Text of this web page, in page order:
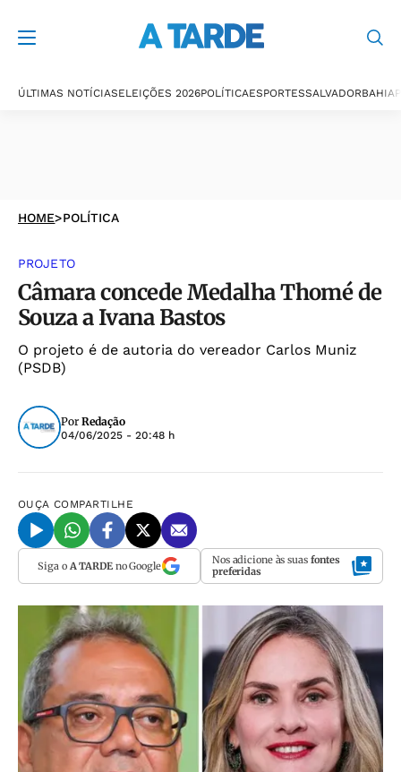
ÚLTIMAS NOTÍCIASELEIÇÕES 2026POLÍTICAESPORTESSALVADORBAHIA
HOME>POLÍTICA
PROJETO
Câmara concede Medalha Thomé de
Souza a Ivana Bastos
O projeto é de autoria do vereador Carlos Muniz
(PSDB)
Por Redação
04/06/2025 - 20:48 h
OUÇA COMPARTILHE
Siga o A TARDEno Google Nos adicione às suas fontes
preferidas